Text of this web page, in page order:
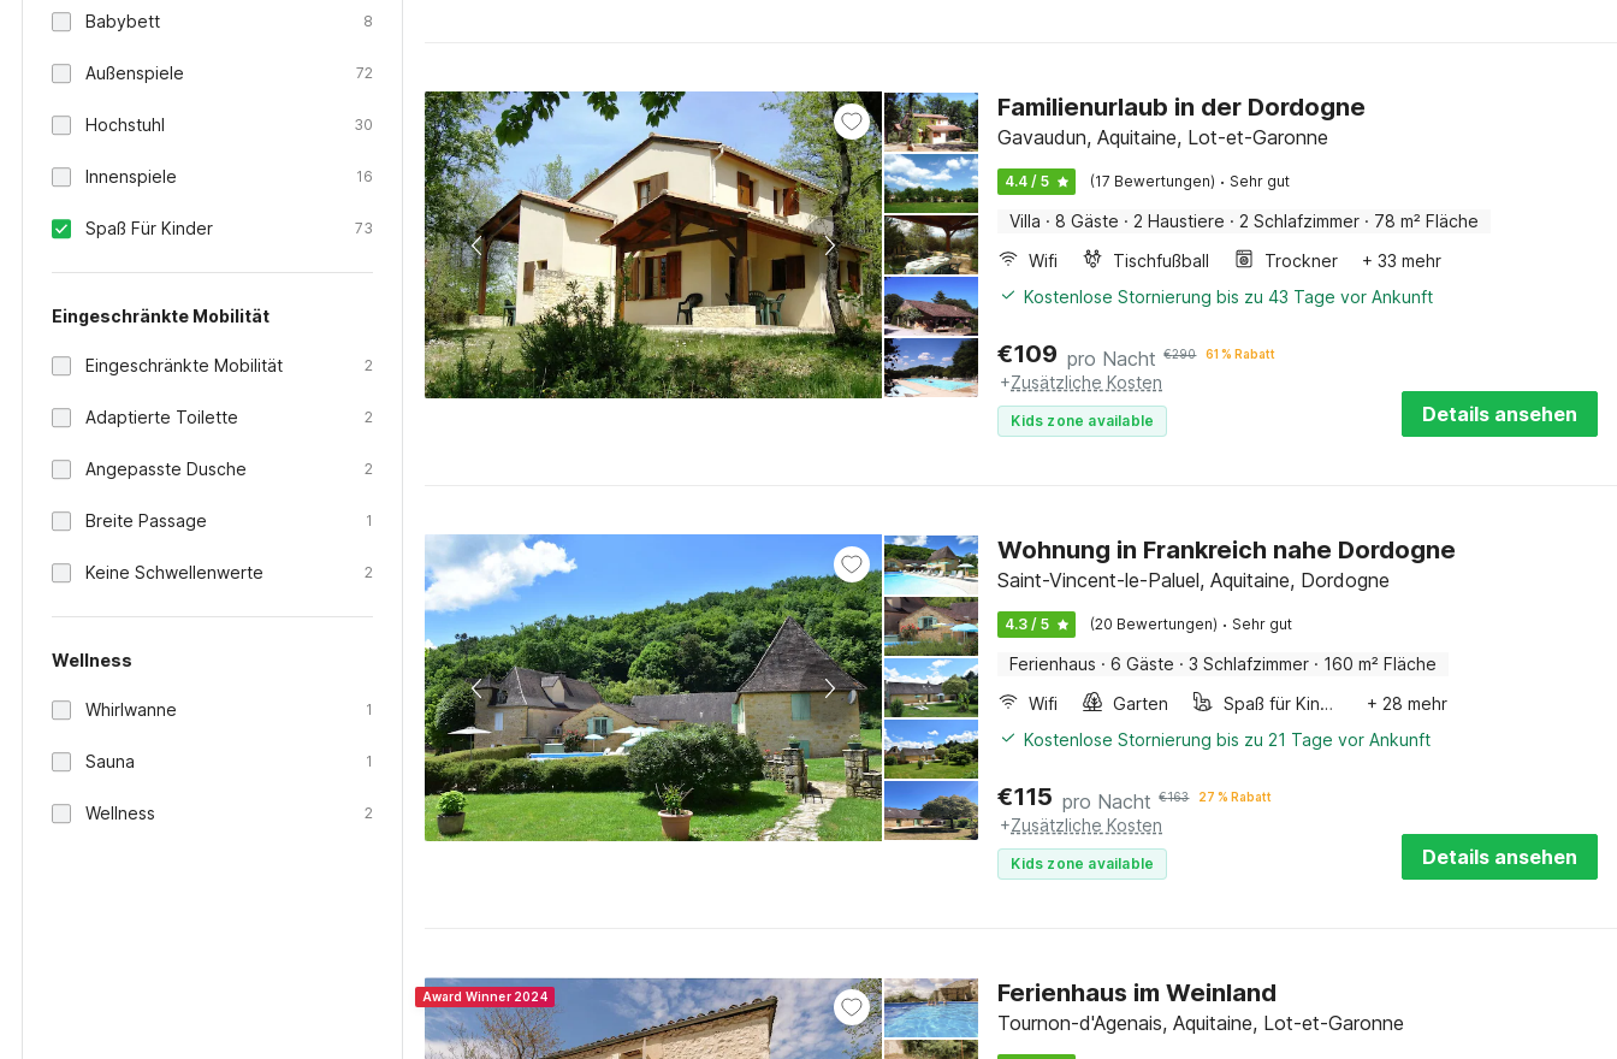
Babybett 8
Außenspiele 72
Hochstuhl 30
Innenspiele 16
Spaß Für Kinder 73
Eingeschränkte Mobilität
Eingeschränkte Mobilität 2
Adaptierte Toilette 2
Angepasste Dusche 2
Breite Passage 1
Keine Schwellenwerte 2
Wellness
Whirlwanne 1
Sauna 1
Wellness 2
Familienurlaub in der Dordogne
Gavaudun, Aquitaine, Lot-et-Garonne
4.4 / 5 (17 Bewertungen) · Sehr gut
Villa · 8 Gäste · 2 Haustiere · 2 Schlafzimmer · 78 m² Fläche
Wifi
Tischfußball Trockner
+ 33 mehr
Kostenlose Stornierung bis zu 43 Tage vor Ankunft
€109 pro Nacht €290 61 % Rabatt
+Zusätzliche Kosten
Kids zone available Details ansehen
Wohnung in Frankreich nahe Dordogne
Saint-Vincent-le-Paluel, Aquitaine, Dordogne
4.3 / 5 (20 Bewertungen) · Sehr gut
Ferienhaus · 6 Gäste · 3 Schlafzimmer · 160 m² Fläche
Wifi
Garten Spaß für Kinder
+ 28 mehr
Kostenlose Stornierung bis zu 21 Tage vor Ankunft
€115 pro Nacht €163 27 % Rabatt
+Zusätzliche Kosten
Kids zone available Details ansehen
Award Winner 2024 Ferienhaus im Weinland
Tournon-d'Agenais, Aquitaine, Lot-et-Garonne